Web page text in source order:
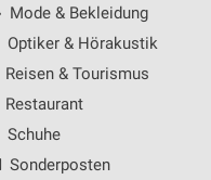
Mode & Bekleidung
Optiker & Hörakustik
Reisen & Tourismus
Restaurant
Schuhe
Sonderposten